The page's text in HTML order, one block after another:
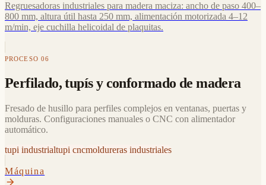
Regruesadoras industriales para madera maciza: ancho de paso 400–
800 mm, altura útil hasta 250 mm, alimentación motorizada 4–12
m/min, eje cuchilla helicoidal de plaquitas.
PROCESO 06
Perfilado, tupís y conformado de madera
Fresado de husillo para perfiles complejos en ventanas, puertas y
molduras. Configuraciones manuales o CNC con alimentador
automático.
tupi industrialtupi cncmoldureras industriales
Máquina